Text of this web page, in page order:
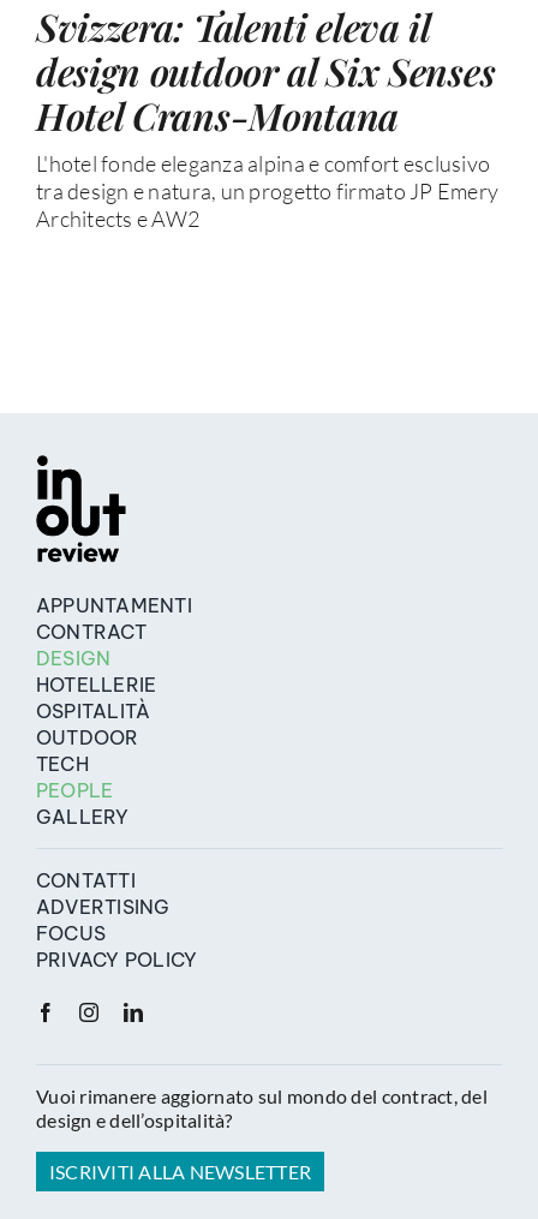
Svizzera: Talenti eleva il
design outdoor al Six Senses
Hotel Crans-Montana
L'hotel fonde eleganza alpina e comfort esclusivo
tra design e natura, un progetto firmato JP Emery
Architects e AW2
APPUNTAMENTI
CONTRACT
DESIGN
HOTELLERIE
OSPITALITÀ
OUTDOOR
TECH
PEOPLE
GALLERY
CONTATTI
ADVERTISING
FOCUS
PRIVACY POLICY
Vuoi rimanere aggiornato sul mondo del contract, del
design e dell’ospitalità?
ISCRIVITI ALLA NEWSLETTER